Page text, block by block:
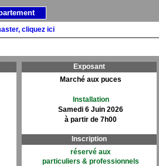
cliquez ici
Exposant
Marché aux puces
Installation
Samedi 6 Juin 2026
à partir de 7h00
Inscription
réservé aux
particuliers & professionnels